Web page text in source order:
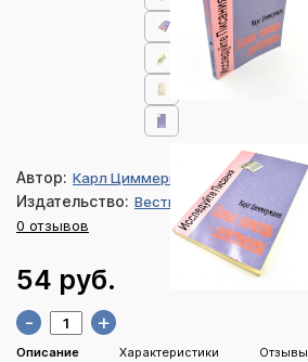
Автор: Карл Циммерманн
Издательство: Вестник Мира
0 отзывов
54 руб.
- +
Описание Характеристики Отзывы